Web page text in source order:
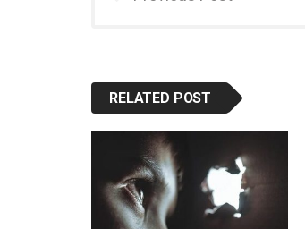
RELATED POST